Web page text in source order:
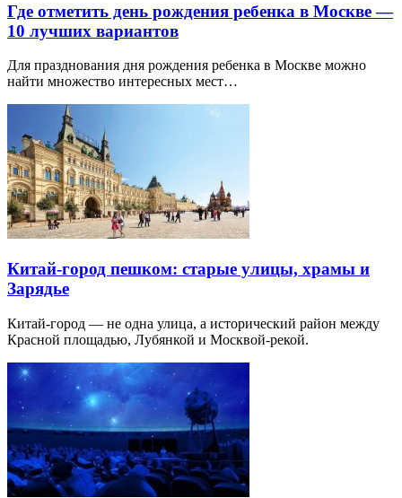
Где отметить день рождения ребенка в Москве —
10 лучших вариантов
Для празднования дня рождения ребенка в Москве можно
найти множество интересных мест…
Китай-город пешком: старые улицы, храмы и
Зарядье
Китай-город — не одна улица, а исторический район между
Красной площадью, Лубянкой и Москвой-рекой.